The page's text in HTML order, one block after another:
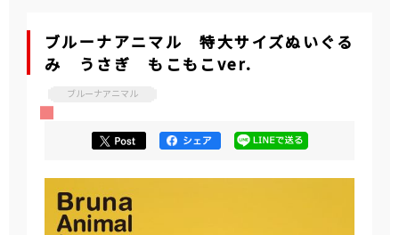
ブルーナアニマル 特大サイズぬいぐる
み うさぎ もこもこver.
ブルーナアニマル